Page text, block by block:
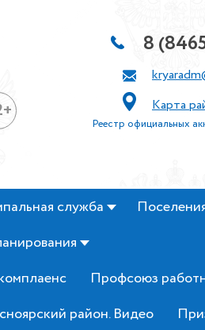
8
Карта
Реестр официальных
служба
Профсоюз
район. Видео